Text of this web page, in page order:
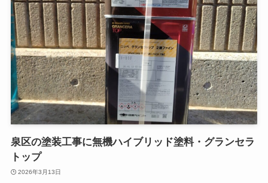
泉区の塗装工事に無機ハイブリッド塗料・グランセラ
トップ
2026年3月13日